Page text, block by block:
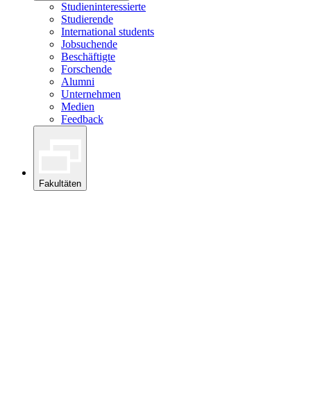
Studieninteressierte
Studierende
International students
Jobsuchende
Beschäftigte
Forschende
Alumni
Unternehmen
Medien
Feedback
Fakultäten